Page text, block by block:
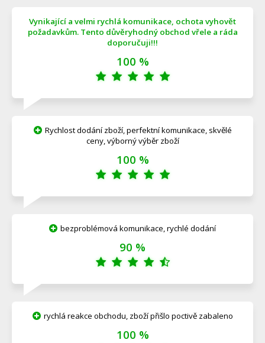
Vynikající a velmi rychlá komunikace, ochota vyhovět
požadavkům. Tento důvěryhodný obchod vřele a ráda
doporučuji!!!
100 %
Rychlost dodání zboží, perfektní komunikace, skvělé
ceny, výborný výběr zboží
100 %
bezproblémová komunikace, rychlé dodání
90 %
rychlá reakce obchodu, zboží přišlo poctivě zabaleno
100 %